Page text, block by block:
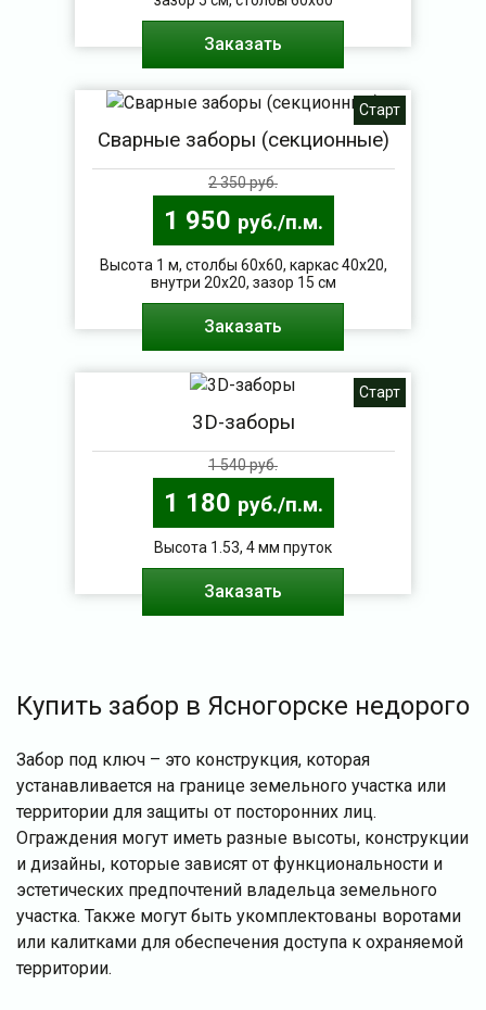
Заказать
Старт
Сварные заборы (секционные)
2 350 руб.
1 950 руб./п.м.
Высота 1 м, столбы 60х60, каркас 40х20,
внутри 20х20, зазор 15 см
Заказать
Старт
3D-заборы
1 540 руб.
1 180 руб./п.м.
Высота 1.53, 4 мм пруток
Заказать
Купить забор в Ясногорске недорого
Забор под ключ – это конструкция, которая
устанавливается на границе земельного участка или
территории для защиты от посторонних лиц.
Ограждения могут иметь разные высоты, конструкции
и дизайны, которые зависят от функциональности и
эстетических предпочтений владельца земельного
участка. Также могут быть укомплектованы воротами
или калитками для обеспечения доступа к охраняемой
территории.